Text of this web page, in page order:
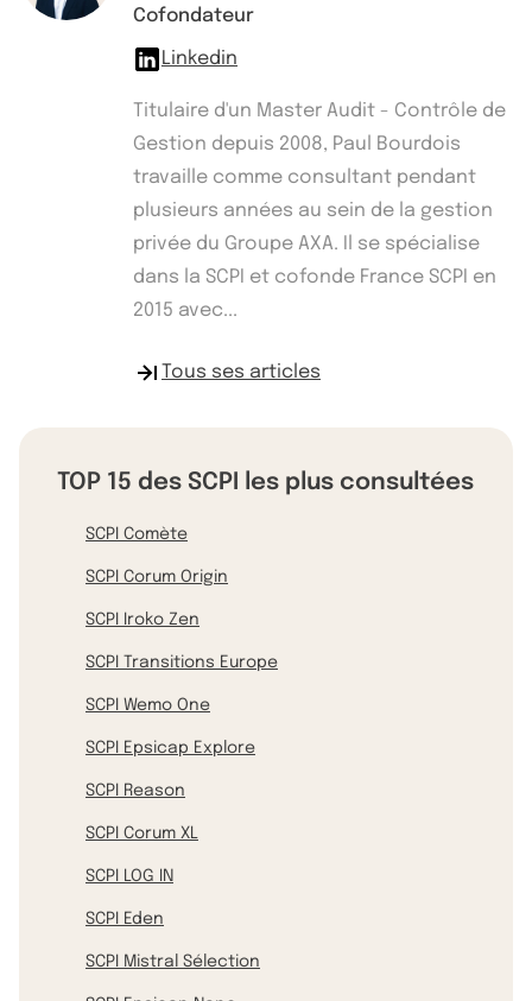
Cofondateur
Linkedin
Titulaire d'un Master Audit - Contrôle de
Gestion depuis 2008, Paul Bourdois
travaille comme consultant pendant
plusieurs années au sein de la gestion
privée du Groupe AXA. Il se spécialise
dans la SCPI et cofonde France SCPI en
2015 avec...
Tous ses articles
TOP 15 des SCPI les plus consultées
SCPI Comète
SCPI Corum Origin
SCPI Iroko Zen
SCPI Transitions Europe
SCPI Wemo One
SCPI Epsicap Explore
SCPI Reason
SCPI Corum XL
SCPI LOG IN
SCPI Eden
SCPI Mistral Sélection